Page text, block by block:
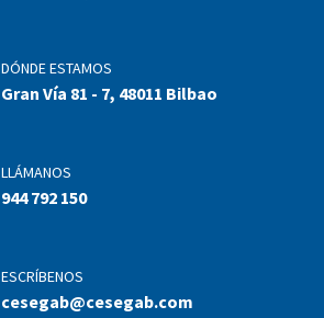
DÓNDE ESTAMOS
Gran Vía 81 - 7, 48011 Bilbao
LLÁMANOS
944 792 150
ESCRÍBENOS
cesegab@cesegab.com